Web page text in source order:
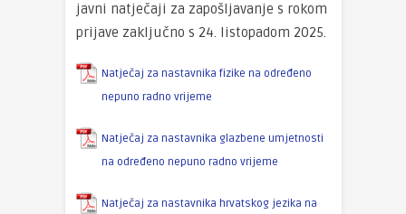
javni natječaji za zapošljavanje s rokom
prijave zaključno s 24. listopadom 2025.
Natječaj za nastavnika fizike na određeno
nepuno radno vrijeme
Natječaj za nastavnika glazbene umjetnosti
na određeno nepuno radno vrijeme
Natječaj za nastavnika hrvatskog jezika na